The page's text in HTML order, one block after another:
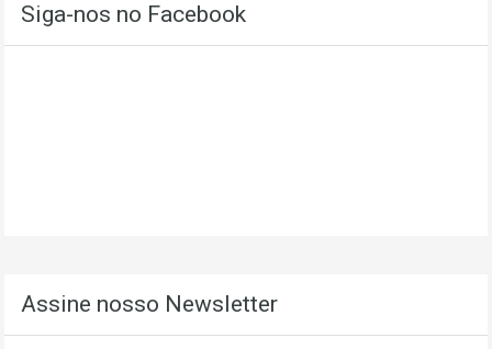
Siga-nos no Facebook
Assine nosso Newsletter